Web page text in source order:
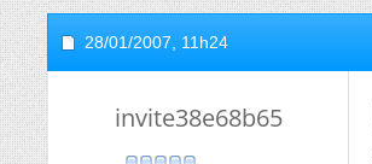
28/01/2007, 11h24
invite38e68b65